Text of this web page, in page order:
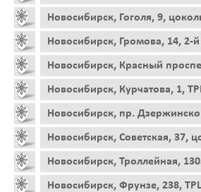
Новосибирск, Гоголя, 9,
Новосибирск, Громова, 14, 2-
Новосибирск, Красный
Новосибирск, Курчатова, 1,
Новосибирск, пр.
Новосибирск, Советская, 37,
Новосибирск, Троллейная,
Новосибирск, Фрунзе, 238,